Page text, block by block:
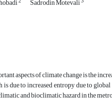
Sadrodin Motevali
aspects of climate change is the
due to increased entropy due to
and bioclimatic hazard in the